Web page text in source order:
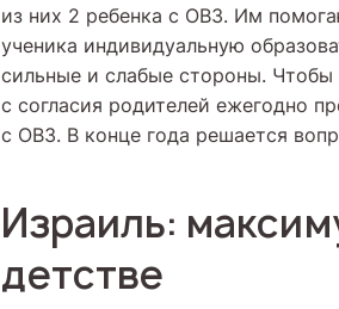
из них 2 ребенка с ОВЗ. Им
ученика индивидуальную
сильные и слабые стороны. Чтобы
с согласия родителей ежегодно
с ОВЗ. В конце года решается
Израиль:
детстве